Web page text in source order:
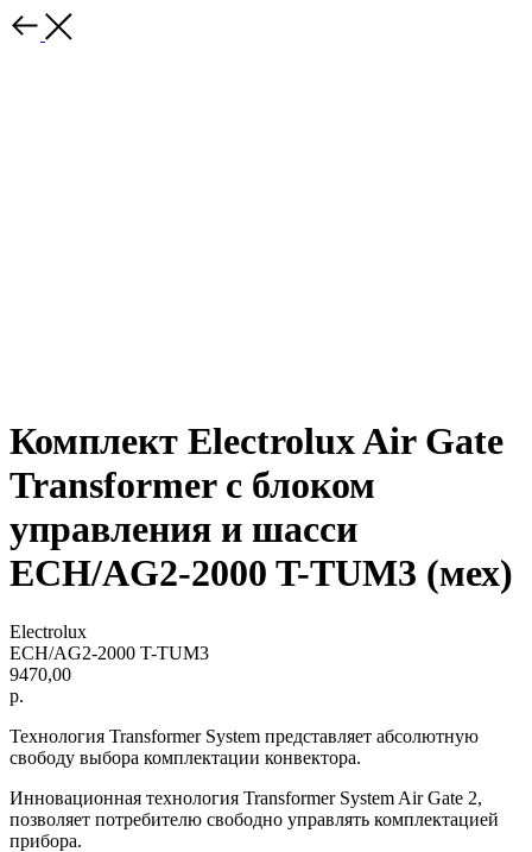
Комплект Electrolux Air Gate
Transformer с блоком
управления и шасси
ECH/AG2-2000 T-TUM3 (мех)
Electrolux
ECH/AG2-2000 T-TUM3
9470,00
р.
Технология Transformer System представляет абсолютную
свободу выбора комплектации конвектора.
Инновационная технология Transformer System Air Gate 2,
позволяет потребителю свободно управлять комплектацией
прибора.